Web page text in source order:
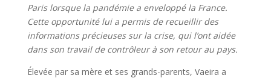
Paris lorsque la pandémie a enveloppé la France.
Cette opportunité lui a permis de recueillir des
informations précieuses sur la crise, qui l’ont aidée
dans son travail de contrôleur à son retour au pays.
Élevée par sa mère et ses grands-parents, Vaeira a